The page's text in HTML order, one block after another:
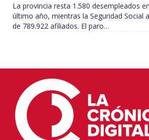
La provincia resta 1.580 desempleados
último año, mientras la Seguridad Social
de 789.922 afiliados. El paro…